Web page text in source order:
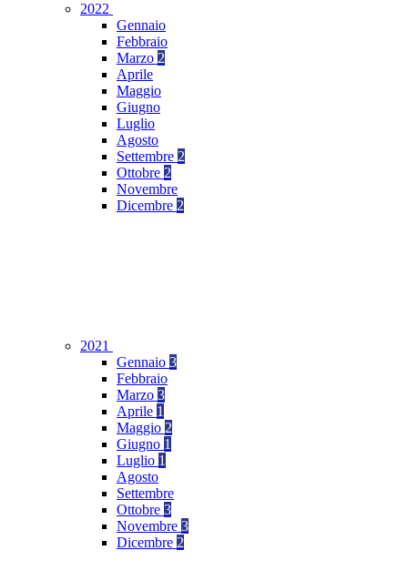
2022
Gennaio
Febbraio
Marzo 2
Aprile
Maggio
Giugno
Luglio
Agosto
Settembre 2
Ottobre 2
Novembre
Dicembre 2
2021
Gennaio 3
Febbraio
Marzo 3
Aprile 1
Maggio 2
Giugno 1
Luglio 1
Agosto
Settembre
Ottobre 3
Novembre 3
Dicembre 2